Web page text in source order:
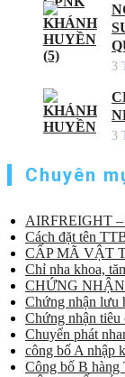
3
3
Chuyên
AIRFREIGHT
Cách đặt tên
CẤP MÃ VẬT
Chỉ nha khoa,
CHỨNG
Chứng nhận lưu
Chứng nhận
Chuyển phát
công bố A nhập
Công bố B